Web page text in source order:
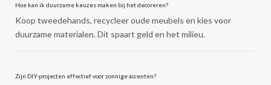
Hoe kan ik duurzame keuzes maken bij het decoreren?
Koop tweedehands, recycleer oude meubels en kies voor
duurzame materialen. Dit spaart geld en het milieu.
Zijn DIY-projecten effectief voor zonnige accenten?